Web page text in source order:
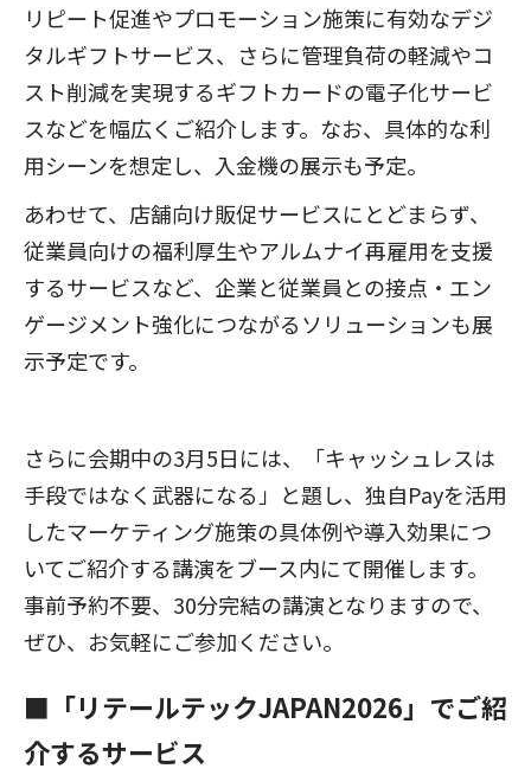
リピート促進やプロモーション施策に有効なデジ
タルギフトサービス、さらに管理負荷の軽減やコ
スト削減を実現するギフトカードの電子化サービ
スなどを幅広くご紹介します。なお、具体的な利
用シーンを想定し、入金機の展示も予定。
あわせて、店舗向け販促サービスにとどまらず、
従業員向けの福利厚生やアルムナイ再雇用を支援
するサービスなど、企業と従業員との接点・エン
ゲージメント強化につながるソリューションも展
示予定です。
さらに会期中の3月5日には、「キャッシュレスは
手段ではなく武器になる」と題し、独自Payを活用
したマーケティング施策の具体例や導入効果につ
いてご紹介する講演をブース内にて開催します。
事前予約不要、30分完結の講演となりますので、
ぜひ、お気軽にご参加ください。
■「リテールテックJAPAN2026」でご紹
介するサービス